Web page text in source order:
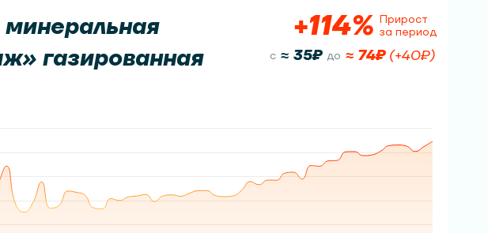
газированная
+114% Прирост
за период
c ≈ 35₽ до ≈ 74₽ (+40₽)